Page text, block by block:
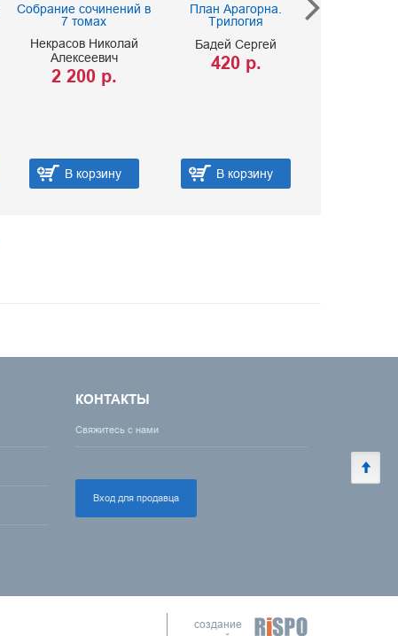
Собрание сочинений в
7 томах
Некрасов Николай
Алексеевич
2 200 р.
В корзину
План Арагорна.
Трилогия
Бадей Сергей
420 р.
В корзину
КОНТАКТЫ
Свяжитесь с нами
Вход для продавца
создание